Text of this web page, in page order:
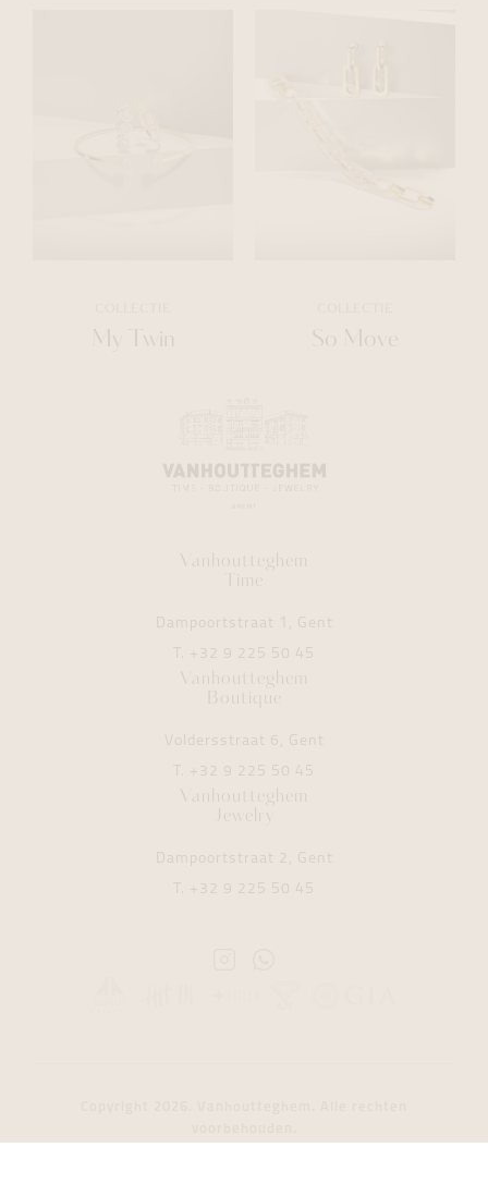
My Twin So Move
Vanhoutteghem
Time
Dampoortstraat 1, Gent
T. +32 9 225 50 45
Vanhoutteghem
Boutique
Voldersstraat 6, Gent
T. +32 9 225 50 45
Vanhoutteghem
Jewelry
Dampoortstraat 2, Gent
T. +32 9 225 50 45